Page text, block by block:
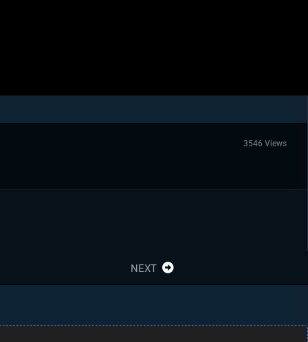
3546 Views
NEXT